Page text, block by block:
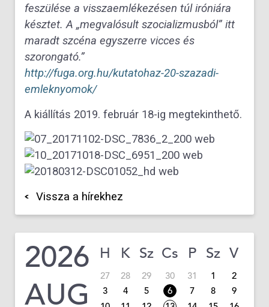
feszülése a visszaemlékezésen túl iróniára
késztet. A „megvalósult szocializmusból” itt
maradt szcéna egyszerre vicces és
szorongató.”
http://fuga.org.hu/kutatohaz-20-szazadi-
emleknyomok/
A kiállítás 2019. február 18-ig megtekinthető.
Vissza a hírekhez
2026
AUG
H K Sz Cs P Sz V
27 28 29 30 31 1
2
3
4 5 6 7 8
9